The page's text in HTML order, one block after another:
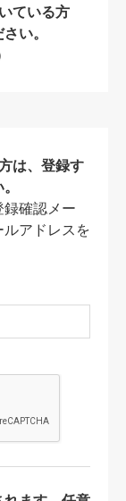
ている方
い。
は、登録す
確認メー
アドレスを